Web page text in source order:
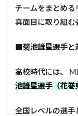
チームをまとめる
真面目に取り組む
菊池雄星選手と
高校時代には、
池雄星選手（花巻
全国レベルの選手